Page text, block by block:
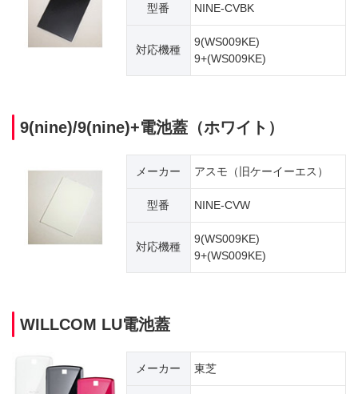
型番 NINE-CVBK
対応機種
9(WS009KE)
9+(WS009KE)
9(nine)/9(nine)+電池蓋（ホワイト）
メーカー アスモ（旧ケーイーエス）
型番 NINE-CVW
対応機種
9(WS009KE)
9+(WS009KE)
WILLCOM LU電池蓋
メーカー 東芝